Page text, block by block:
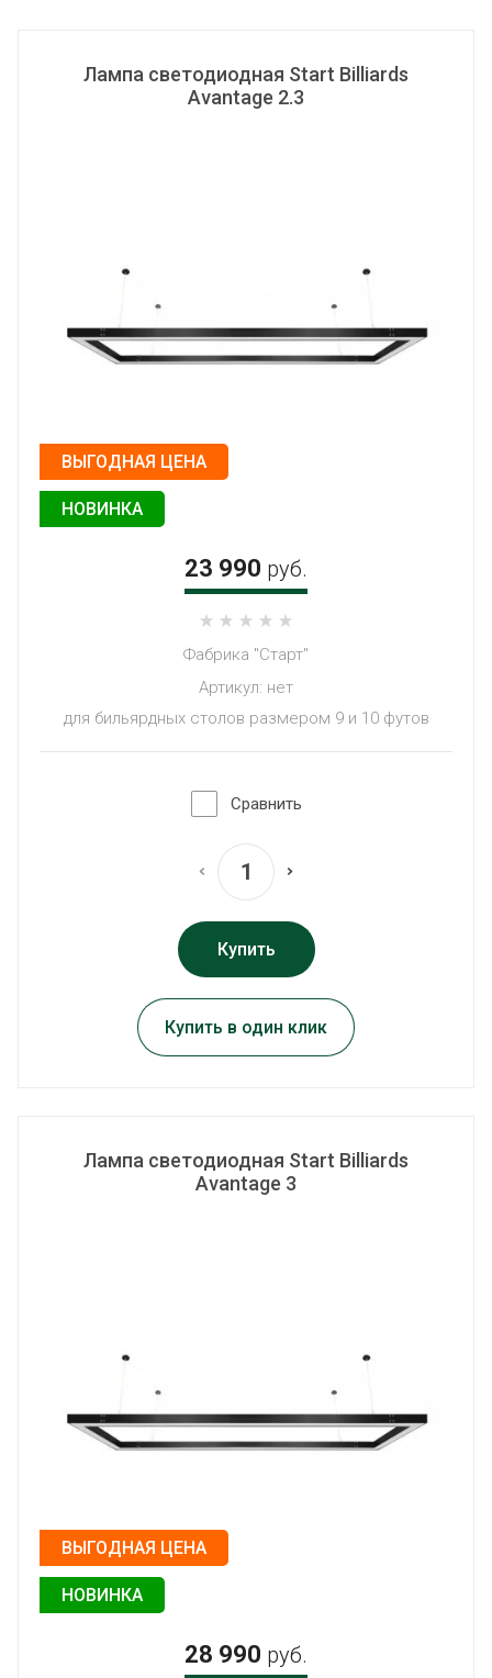
РЕМОНТ БИЛЬЯРДНЫХ КИЁВ
СБОРКА, УСТАНОВКА И РЕМОНТ
НАШИ ПРЕИМУЩЕСТВА
ПОДАРОЧНЫЙ СЕРТИФИКАТ
ТЕХНОЛОГИЯ БЕЗУПРЕЧНОГО
КРЕПЛЕНИЯ БОРТА БИЛЬЯРДНОГО
СТОЛА
КАК СДЕЛАТЬ ЗАКАЗ
Цена по убыванию
Лампа светодиодная Start Billiards
Avantage 2.3
ВЫГОДНАЯ ЦЕНА
НОВИНКА
23 990 руб.
Фабрика "Старт"
Артикул: нет
для бильярдных столов размером 9 и 10 футов
Сравнить
Купить
Купить в один клик
Лампа светодиодная Start Billiards
Avantage 3
ВЫГОДНАЯ ЦЕНА
НОВИНКА
28 990 руб.